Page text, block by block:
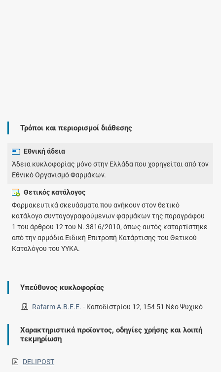
Τρόποι και περιορισμοί διάθεσης
Εθνική άδεια
Άδεια κυκλοφορίας μόνο στην Ελλάδα που χορηγείται από τον
Εθνικό Οργανισμό Φαρμάκων.
Θετικός κατάλογος
Φαρμακευτικά σκευάσματα που ανήκουν στον θετικό
κατάλογο συνταγογραφούμενων φαρμάκων της παραγράφου
1 του άρθρου 12 του Ν. 3816/2010, όπως αυτός καταρτίστηκε
από την αρμόδια Ειδική Επιτροπή Κατάρτισης του Θετικού
Καταλόγου του ΥΥΚΑ.
Υπεύθυνος κυκλοφορίας
Rafarm Α.Β.Ε.Ε. - Καποδίστρίου 12, 154 51 Νέο Ψυχικό
Χαρακτηριστικά προϊοντος, οδηγίες χρήσης και λοιπή
τεκμηρίωση
DELIPOST